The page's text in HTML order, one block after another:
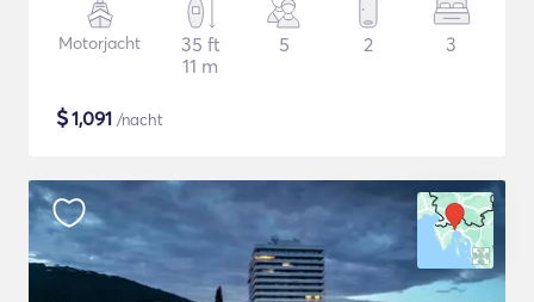
Motorjacht
35 ft
11 m
5 2 3
$1,091 /nacht